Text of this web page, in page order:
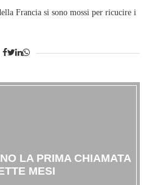
Francia si sono mossi per ricucire i
LA PRIMA CHIAMATA
MESI